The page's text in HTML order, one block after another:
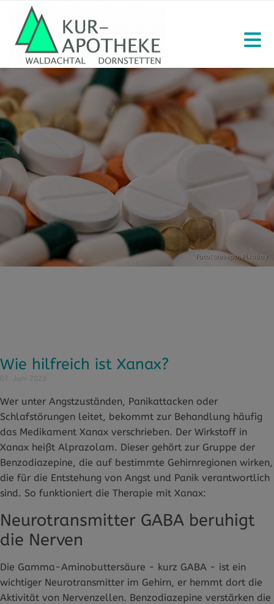
Foto: stevepb,Pixabay
Wie hilfreich ist Xanax?
Wer unter Angstzuständen, Panikattacken oder
Schlafstörungen leitet, bekommt zur Behandlung häufig
das Medikament Xanax verschrieben. Der Wirkstoff in
Xanax heißt Alprazolam. Dieser gehört zur Gruppe der
Benzodiazepine, die auf bestimmte Gehirnregionen wirken,
die für die Entstehung von Angst und Panik verantwortlich
sind. So funktioniert die Therapie mit Xanax:
Neurotransmitter GABA beruhigt
die Nerven
Die Gamma-Aminobuttersäure - kurz GABA - ist ein
wichtiger Neurotransmitter im Gehirn, er hemmt dort die
Aktivität von Nervenzellen. Benzodiazepine verstärken die